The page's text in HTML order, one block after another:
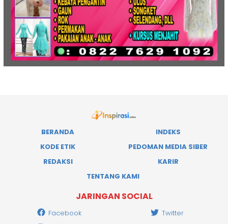
BERANDA
INDEKS
KODE ETIK
PEDOMAN MEDIA SIBER
REDAKSI
KARIR
TENTANG KAMI
JARINGAN SOCIAL
Facebook
Twitter